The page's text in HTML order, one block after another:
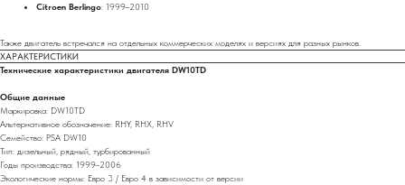
Citroen Berlingo: 1999–2010
Также двигатель встречался на отдельных коммерческих моделях и версиях для разных рынков.
ХАРАКТЕРИСТИКИ
Технические характеристики двигателя DW10TD
Общие данные
Маркировка: DW10TD
Альтернативное обозначение: RHY, RHX, RHV
Семейство: PSA DW10
Тип: дизельный, рядный, турбированный
Годы производства: 1999–2006
Экологические нормы: Евро 3 / Евро 4 в зависимости от версии